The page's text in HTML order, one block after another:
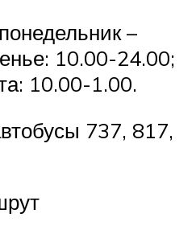
–
10.00-24.00;
10.00-1.00.
737, 817,